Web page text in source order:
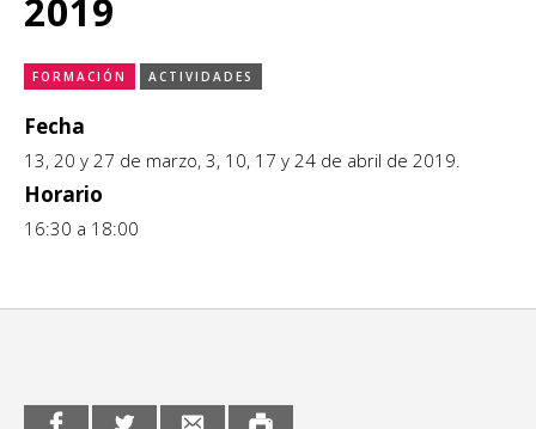
CCE en el interior/libros
Espacio itinerante de lectura infantil
Género y Diversidad
Medio Ambiente
Sin categoría
2019
FORMACIÓN ACTIVIDADES
Fecha
13, 20 y 27 de marzo, 3, 10, 17 y 24 de abril de 2019.
Horario
16:30 a 18:00